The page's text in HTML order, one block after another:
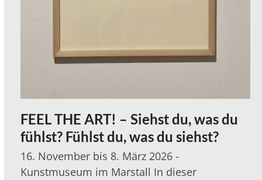
FEEL THE ART! – Siehst du, was du
fühlst? Fühlst du, was du siehst?
16. November bis 8. März 2026 -
Kunstmuseum im Marstall In dieser